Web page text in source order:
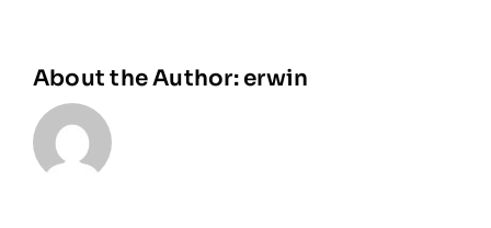
About the Author:erwin